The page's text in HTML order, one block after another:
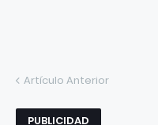
Artículo Anterior
PUBLICIDAD